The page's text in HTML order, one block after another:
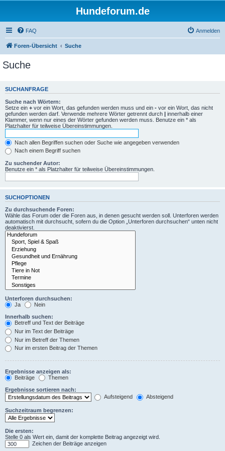
Hundeforum.de
FAQ Anmelden
Foren-Übersicht Suche
Suche
SUCHANFRAGE
Suche nach Wörtern:
Setze ein + vor ein Wort, das gefunden werden muss und ein - vor ein Wort, das nicht
gefunden werden darf. Verwende mehrere Wörter getrennt durch | innerhalb einer
Klammer, wenn nur eines der Wörter gefunden werden muss. Benutze ein * als
Platzhalter für teilweise Übereinstimmungen.
Nach allen Begriffen suchen oder Suche wie angegeben verwenden
Nach einem Begriff suchen
Zu suchender Autor:
Benutze ein * als Platzhalter für teilweise Übereinstimmungen.
SUCHOPTIONEN
Zu durchsuchende Foren:
Wähle das Forum oder die Foren aus, in denen gesucht werden soll. Unterforen werden
automatisch mit durchsucht, sofern du die Option „Unterforen durchsuchen“ unten nicht
deaktivierst.
Unterforen durchsuchen:
Ja
Nein
Innerhalb suchen:
Betreff und Text der Beiträge
Nur im Text der Beiträge
Nur im Betreff der Themen
Nur im ersten Beitrag der Themen
Ergebnisse anzeigen als:
Beiträge
Themen
Ergebnisse sortieren nach:
Aufsteigend
Absteigend
Suchzeitraum begrenzen:
Die ersten:
Stelle 0 als Wert ein, damit der komplette Beitrag angezeigt wird.
Zeichen der Beiträge anzeigen